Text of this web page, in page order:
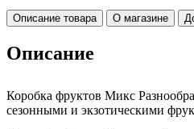
Описание товара О магазине
Описание
Коробка фруктов Микс
сезонными и экзотическими